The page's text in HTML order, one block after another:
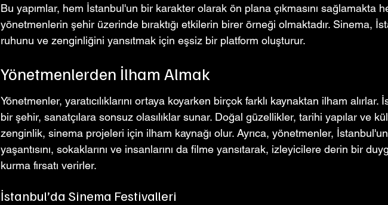
Bu yapımlar, hem İstanbul'un bir karakter olarak ön plana çıkmasını sağlamakta
yönetmenlerin şehir üzerinde bıraktığı etkilerin birer örneği olmaktadır. Sinema,
ruhunu ve zenginliğini yansıtmak için eşsiz bir platform oluşturur.
Yönetmenlerden İlham Almak
Yönetmenler, yaratıcılıklarını ortaya koyarken birçok farklı kaynaktan ilham alırlar.
bir şehir, sanatçılara sonsuz olasılıklar sunar. Doğal güzellikler, tarihi yapılar ve
zenginlik, sinema projeleri için ilham kaynağı olur. Ayrıca, yönetmenler,
yaşantısını, sokaklarını ve insanlarını da filme yansıtarak, izleyicilere derin bir
kurma fırsatı verirler.
İstanbul’da Sinema Festivalleri